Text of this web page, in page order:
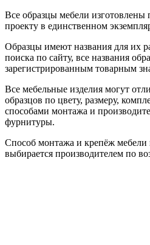
Все образцы мебели
проекту в единственном
Образцы имеют названия для их
поиска по сайту, все названия
зарегистрированным товарным
Все мебельные изделия могут
образцов по цвету, размеру,
способами монтажа и
фурнитуры.
Способ монтажа и крепёж мебели
выбирается производителем по